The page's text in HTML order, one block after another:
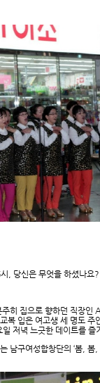
, 당신은 무엇을 하셨나요?
히 집으로 향하던 직장인
복 입은 여고생 세 명도 주
저녁 느긋한 데이트를 즐
남구여성합창단의 ‘봄, 봄